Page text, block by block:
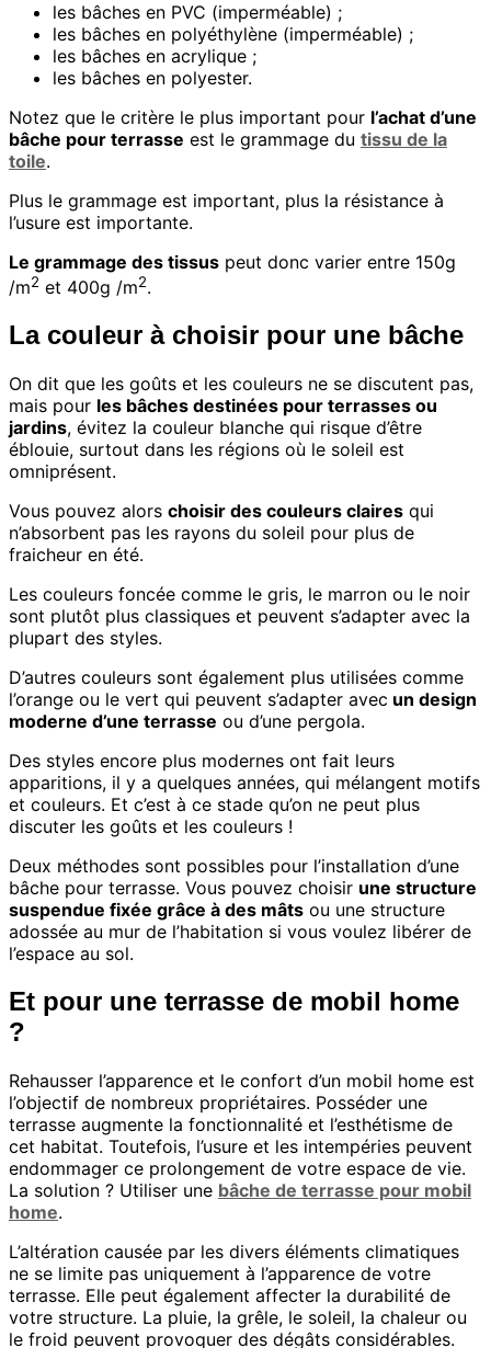
les bâches en PVC (imperméable) ;
les bâches en polyéthylène (imperméable) ;
les bâches en acrylique ;
les bâches en polyester.
Notez que le critère le plus important pour l’achat d’une
bâche pour terrasse est le grammage du tissu de la
toile.
Plus le grammage est important, plus la résistance à
l’usure est importante.
Le grammage des tissus peut donc varier entre 150g
/m2 et 400g /m2.
La couleur à choisir pour une bâche
On dit que les goûts et les couleurs ne se discutent pas,
mais pour les bâches destinées pour terrasses ou
jardins, évitez la couleur blanche qui risque d’être
éblouie, surtout dans les régions où le soleil est
omniprésent.
Vous pouvez alors choisir des couleurs claires qui
n’absorbent pas les rayons du soleil pour plus de
fraicheur en été.
Les couleurs foncée comme le gris, le marron ou le noir
sont plutôt plus classiques et peuvent s’adapter avec la
plupart des styles.
D’autres couleurs sont également plus utilisées comme
l’orange ou le vert qui peuvent s’adapter avec un design
moderne d’une terrasse ou d’une pergola.
Des styles encore plus modernes ont fait leurs
apparitions, il y a quelques années, qui mélangent motifs
et couleurs. Et c’est à ce stade qu’on ne peut plus
discuter les goûts et les couleurs !
Deux méthodes sont possibles pour l’installation d’une
bâche pour terrasse. Vous pouvez choisir une structure
suspendue fixée grâce à des mâts ou une structure
adossée au mur de l’habitation si vous voulez libérer de
l’espace au sol.
Et pour une terrasse de mobil home
?
Rehausser l’apparence et le confort d’un mobil home est
l’objectif de nombreux propriétaires. Posséder une
terrasse augmente la fonctionnalité et l’esthétisme de
cet habitat. Toutefois, l’usure et les intempéries peuvent
endommager ce prolongement de votre espace de vie.
La solution ? Utiliser une bâche de terrasse pour mobil
home.
L’altération causée par les divers éléments climatiques
ne se limite pas uniquement à l’apparence de votre
terrasse. Elle peut également affecter la durabilité de
votre structure. La pluie, la grêle, le soleil, la chaleur ou
le froid peuvent provoquer des dégâts considérables.